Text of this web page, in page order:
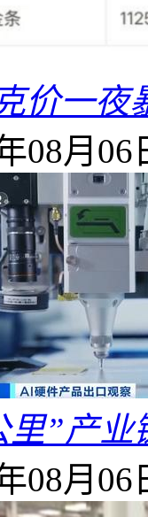
价一夜
08月06
里”产
08月06